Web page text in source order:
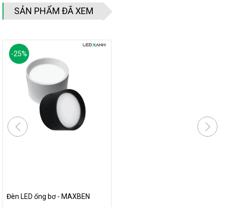
SẢN PHẨM ĐÃ XEM
-25%
Đèn LED ống bơ - MAXBEN